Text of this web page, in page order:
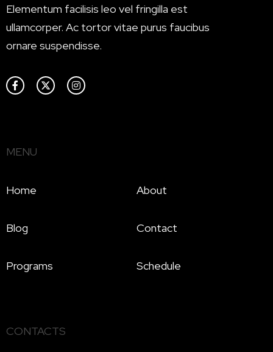
Elementum facilisis leo vel fringilla est
ullamcorper. Ac tortor vitae purus faucibus
ornare suspendisse.
MENU
Home About
Blog Contact
Programs Schedule
CONTACTS